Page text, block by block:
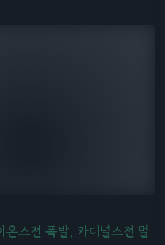
온스전 폭발, 카디널스전 멀